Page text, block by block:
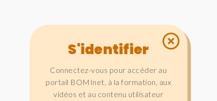
S'identifier
Connectez-vous pour accéder au
portail BOMInet, à la formation, aux
vidéos et au contenu utilisateur